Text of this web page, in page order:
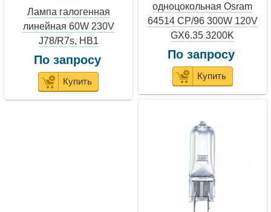
Лампа галогенная
линейная 60W 230V
J78/R7s, HB1
По запросу
Купить
одноцокольная Osram
64514 СP/96 300W 120V
GX6.35 3200K
По запросу
Купить